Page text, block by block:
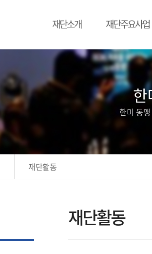
재단소개 재단주요사업
한
한미 동
재단활동
재단활동